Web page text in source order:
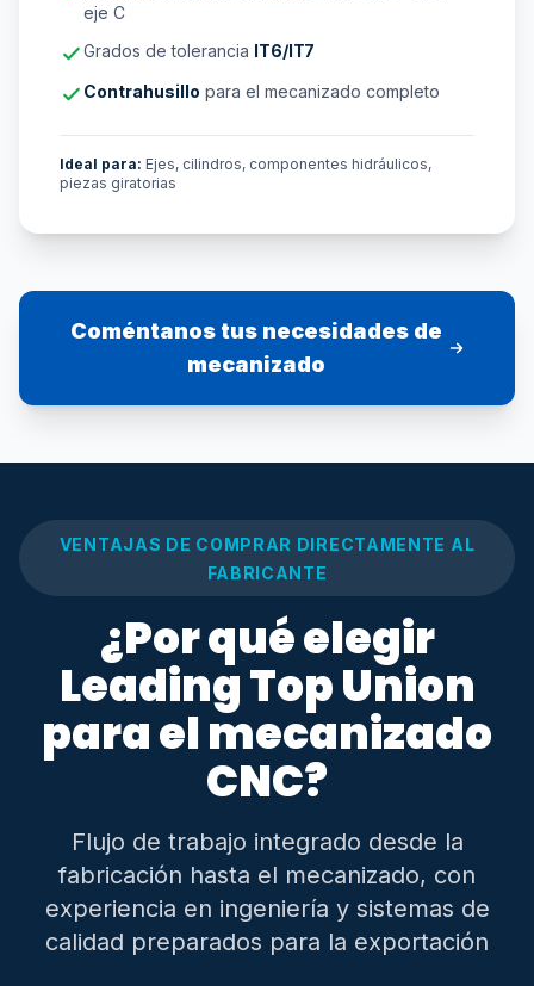
eje C
Grados de tolerancia IT6/IT7
Contrahusillo para el mecanizado completo
Ideal para: Ejes, cilindros, componentes hidráulicos,
piezas giratorias
Coméntanos tus necesidades de
mecanizado
VENTAJAS DE COMPRAR DIRECTAMENTE AL
FABRICANTE
¿Por qué elegir
Leading Top Union
para el mecanizado
CNC?
Flujo de trabajo integrado desde la
fabricación hasta el mecanizado, con
experiencia en ingeniería y sistemas de
calidad preparados para la exportación